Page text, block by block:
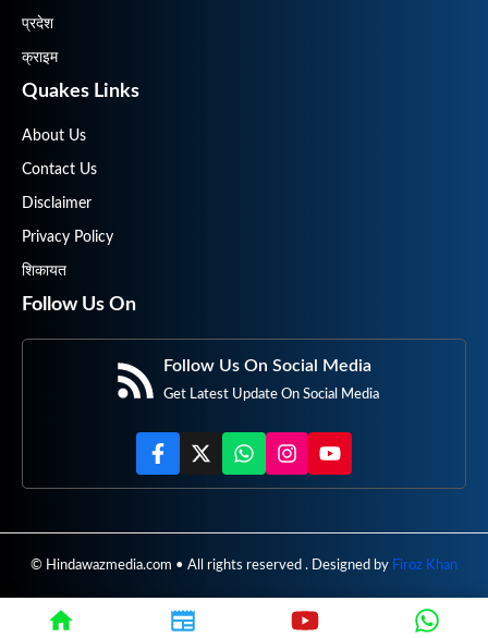
प्रदेश
क्राइम
Quakes Links
About Us
Contact Us
Disclaimer
Privacy Policy
शिकायत
Follow Us On
Follow Us On Social Media
Get Latest Update On Social Media
© Hindawazmedia.com • All rights reserved . Designed by Firoz Khan